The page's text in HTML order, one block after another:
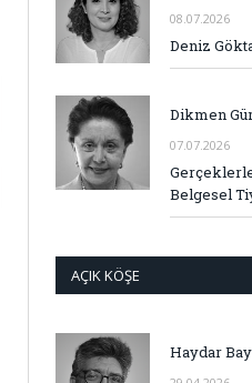
08.07.2026
Deniz
Dikmen
07.07.2026
Belgesel
AÇIK KÖŞE
Haydar